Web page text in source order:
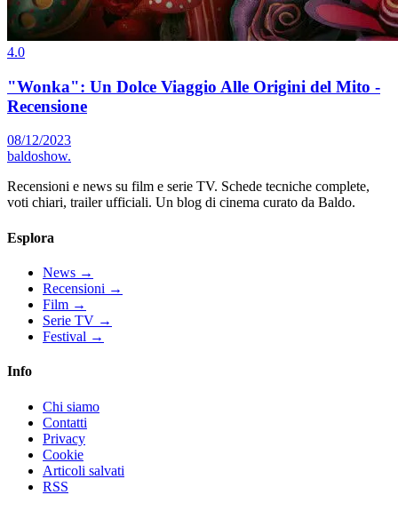
4.0
"Wonka": Un Dolce Viaggio Alle Origini del Mito -
Recensione
08/12/2023
baldoshow.
Recensioni e news su film e serie TV. Schede tecniche complete,
voti chiari, trailer ufficiali. Un blog di cinema curato da Baldo.
Esplora
News →
Recensioni →
Film →
Serie TV →
Festival →
Info
Chi siamo
Contatti
Privacy
Cookie
Articoli salvati
RSS